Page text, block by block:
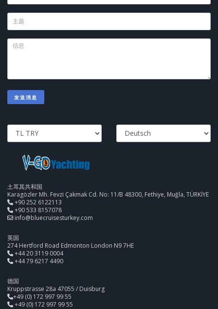
发送消息
土耳其共和国
Karagözler Mh. Fevzi Çakmak Cd. No: 11/B 48300, Fethiye, Muğla, TÜRKİYE
+90 252 6122113
+90 533 8157078
info@bluecruisesturkey.com
英国
274 Hertford Road Edmonton London N9 7HE
+44 20 3119 0004
+44 79 6217 4490
德国
Kruppstrasse 28a 47055 / Duisburg
+49 (0) 172 997 99 55
+49 (0) 172 997 99 55